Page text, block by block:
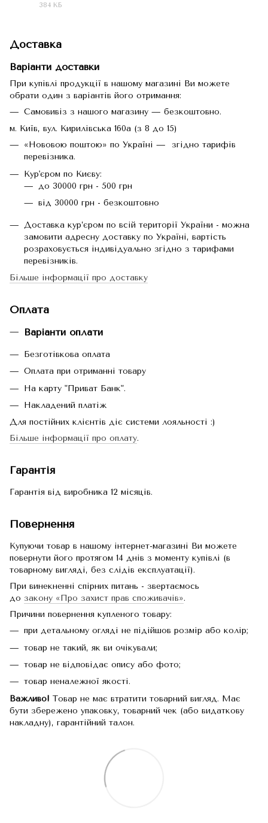
384 КБ
Доставка
Варіанти доставки
При купівлі продукції в нашому магазині Ви можете
обрати один з варіантів його отримання:
Самовивіз з нашого магазину — безкоштовно.
м. Київ, вул. Кирилівська 160а (з 8 до 15)
«Нововою поштою» по Україні — згідно тарифів
перевізника.
Кур'єром по Києву:
до 30000 грн - 500 грн
від 30000 грн - безкоштовно
Доставка кур’єром по всій території України - можна
замовити адресну доставку по Україні, вартість
розраховується індивідуально згідно з тарифами
перевізників.
Більше інформації про доставку
Оплата
Варіанти оплати
Безготівкова оплата
Оплата при отриманні товару
На карту "Приват Банк".
Накладений платіж
Для постійних клієнтів діє системи лояльності :)
Більше інформації про оплату.
Гарантія
Гарантія від виробника 12 місяців.
Повернення
Купуючи товар в нашому інтернет-магазині Ви можете
повернути його протягом 14 днів з моменту купівлі (в
товарному вигляді, без слідів експлуатації).
При винекненні спірних питань - звертаємось
до закону «Про захист прав споживачів».
Причини повернення купленого товару:
при детальному огляді не підійшов розмір або колір;
товар не такий, як ви очікували;
товар не відповідає опису або фото;
товар неналежної якості.
Важливо! Товар не має втратити товарний вигляд. Має
бути збережено упаковку, товарний чек (або видаткову
накладну), гарантійний талон.